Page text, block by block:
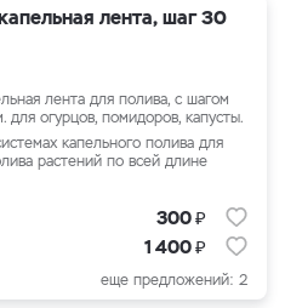
лента, шаг 30
лента для полива, с шагом
для огурцов, помидоров, капусты.
капельного полива для
растений по всей длине
300₽
1 400₽
еще предложений: 2